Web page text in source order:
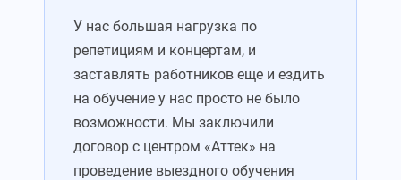
У нас большая нагрузка по
репетициям и концертам, и
заставлять работников еще и ездить
на обучение у нас просто не было
возможности. Мы заключили
договор с центром «Аттек» на
проведение выездного обучения